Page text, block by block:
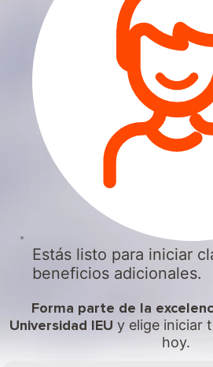
Estás listo para iniciar
beneficios adicionales.
Forma parte de la
Universidad IEU y elige iniciar
hoy.